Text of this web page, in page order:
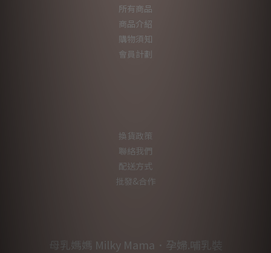
所有商品
商品介紹
購物須知
會員計劃
換貨政策
聯絡我們
配送方式
批發&合作
母乳媽媽 Milky Mama．孕婦.哺乳裝